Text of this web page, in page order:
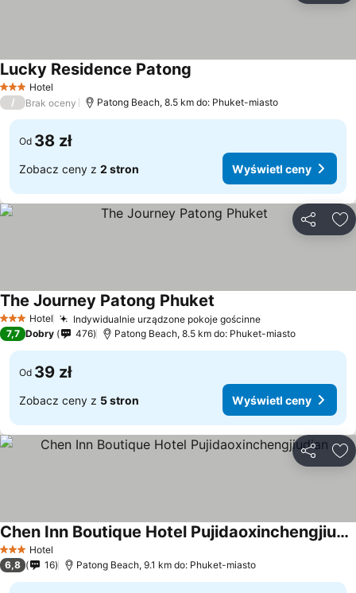
3 Kategoria
Hotel
Lucky Residence Patong
/ Brak oceny Patong Beach, 8.5 km do: Phuket-miasto
Od 38 zł
Zobacz ceny z 2 stron Wyświetl ceny
3 Kategoria
Hotel Indywidualnie urządzone pokoje gościnne
The Journey Patong Phuket
7,7 Dobry 476 Patong Beach, 8.5 km do: Phuket-miasto
Od 39 zł
Zobacz ceny z 5 stron Wyświetl ceny
3 Kategoria
Hotel
Chen Inn Boutique Hotel Pujidaoxinchengjiudian
6,8 16 Patong Beach, 9.1 km do: Phuket-miasto